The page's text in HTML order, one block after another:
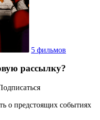
5 фильмов
рассылку?
о предстоящих событиях